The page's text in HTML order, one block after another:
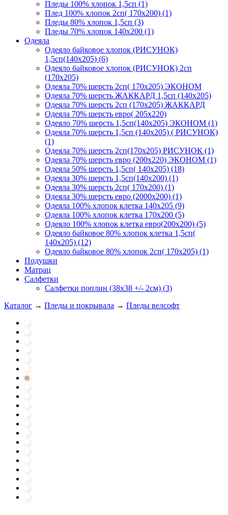
Пледы 100% хлопок 1,5сп (1)
Плед 100% хлопок 2сп( 170х200) (1)
Пледы 80% хлопок 1,5сп (3)
Пледы 70% хлопок 140х200 (1)
Одеяла
Одеяло байковое хлопок (РИСУНОК)
1,5сп(140х205) (6)
Одеяло байковое хлопок (РИСУНОК) 2сп
(170х205)
Одеяла 70% шерсть 2сп( 170х205) ЭКОНОМ
Одеяла 70% шерсть ЖАККАРД 1,5сп (140х205)
Одеяла 70% шерсть 2сп (170х205) ЖАККАРД
Одеяла 70% шерсть евро( 205х220)
Одеяло 70% шерсть 1,5сп(140х205) ЭКОНОМ (1)
Одеяла 70% шерсть 1,5сп (140х205) ( РИСУНОК)
(1)
Одеяла 70% шерсть 2сп(170х205) РИСУНОК (1)
Одеяла 70% шерсть евро (200х220) ЭКОНОМ (1)
Одеяла 50% шерсть 1,5сп( 140х205) (18)
Одеяла 30% шерсть 1,5сп(140х200) (1)
Одеяла 30% шерсть 2сп( 170х200) (1)
Одеяла 30% шерсть евро (2000х200) (1)
Одеяла 100% хлопок клетка 140х205 (9)
Одеяла 100% хлопок клетка 170х200 (5)
Одеяло 100% хлопок клетка евро(200х200) (5)
Одеяло байковое 80% хлопок клетка 1,5сп(
140х205) (12)
Одеяло байковое 80% хлопок 2сп( 170х205) (1)
Подушки
Матрац
Салфетки
Салфетки поплин (38х38 +/- 2см) (3)
Каталог → Пледы и покрывала → Пледы велсофт